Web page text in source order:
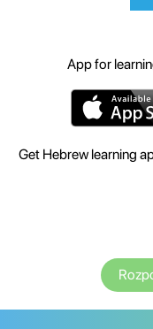
App for
Get Hebrew learning